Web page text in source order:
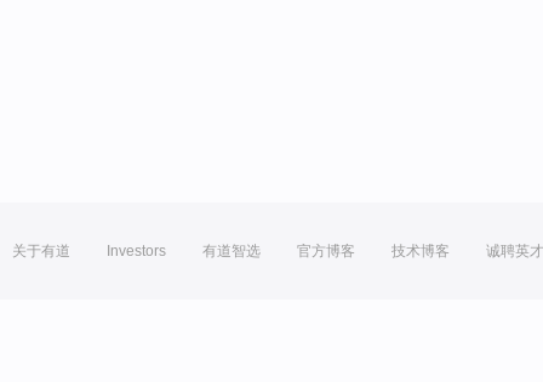
关于有道 Investors 有道智选 官方博客 技术博客 诚聘英才